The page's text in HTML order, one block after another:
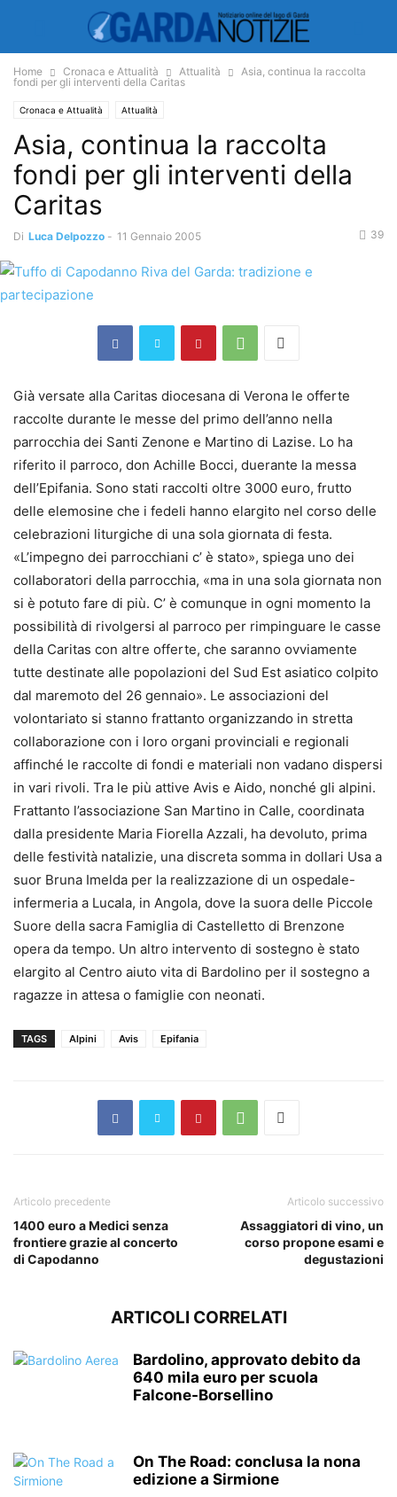
Home Cronaca e Attualità Attualità
Asia, continua la raccolta
fondi per gli interventi della Caritas
Cronaca e Attualità Attualità
Asia, continua la raccolta
fondi per gli interventi della
Caritas
Di Luca Delpozzo - 11 Gennaio 2005 39
Già versate alla Caritas diocesana di Verona le offerte
raccolte durante le messe del primo dell’anno nella
parrocchia dei Santi Zenone e Martino di Lazise. Lo ha
riferito il parroco, don Achille Bocci, duerante la messa
dell’Epifania. Sono stati raccolti oltre 3000 euro, frutto
delle elemosine che i fedeli hanno elargito nel corso delle
celebrazioni liturgiche di una sola giornata di festa.
«L’impegno dei parrocchiani c’ è stato», spiega uno dei
collaboratori della parrocchia, «ma in una sola giornata non
si è potuto fare di più. C’ è comunque in ogni momento la
possibilità di rivolgersi al parroco per rimpinguare le casse
della Caritas con altre offerte, che saranno ovviamente
tutte destinate alle popolazioni del Sud Est asiatico colpito
dal maremoto del 26 gennaio». Le associazioni del
volontariato si stanno frattanto organizzando in stretta
collaborazione con i loro organi provinciali e regionali
affinché le raccolte di fondi e materiali non vadano dispersi
in vari rivoli. Tra le più attive Avis e Aido, nonché gli alpini.
Frattanto l’associazione San Martino in Calle, coordinata
dalla presidente Maria Fiorella Azzali, ha devoluto, prima
delle festività natalizie, una discreta somma in dollari Usa a
suor Bruna Imelda per la realizzazione di un ospedale-
infermeria a Lucala, in Angola, dove la suora delle Piccole
Suore della sacra Famiglia di Castelletto di Brenzone
opera da tempo. Un altro intervento di sostegno è stato
elargito al Centro aiuto vita di Bardolino per il sostegno a
ragazze in attesa o famiglie con neonati.
TAGS Alpini Avis Epifania
Articolo precedente
1400 euro a Medici senza
frontiere grazie al concerto
di Capodanno
Articolo successivo
Assaggiatori di vino, un
corso propone esami e
degustazioni
ARTICOLI CORRELATI
Bardolino, approvato debito da
640 mila euro per scuola
Falcone-Borsellino
On The Road: conclusa la nona
edizione a Sirmione